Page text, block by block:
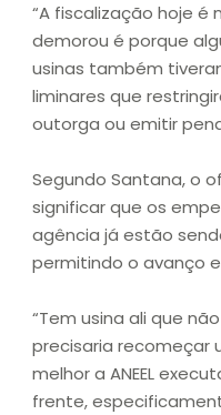
“A fiscalização hoje é
demorou é porque
usinas também
liminares que
outorga ou emitir
Segundo Santana, o
significar que os
agência já estão
permitindo o avanço
“Tem usina ali que
precisaria recomeçar
melhor a ANEEL
frente,